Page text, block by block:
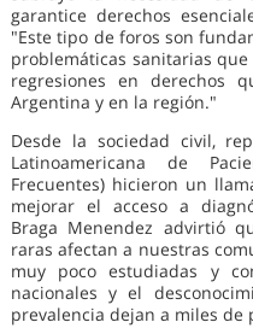
garantice derechos
"Este tipo de foros son
problemáticas sanitarias
regresiones en derechos
Argentina y en la región."
Desde la sociedad civil,
Latinoamericana de
Frecuentes) hicieron un
mejorar el acceso a
Braga Menendez advirtió
raras afectan a nuestras
muy poco estudiadas y
nacionales y el
prevalencia dejan a miles de